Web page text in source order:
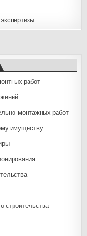
работ
монтажных работ
имуществу
строительства